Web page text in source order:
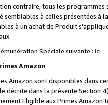
contraire, tous les
semblables à celles présentées à
à un achat de Produit
Spéciale suivante : ici
Amazon
Amazon sont disponibles dans
décrite dans la présente Section
Eligible aux Primes Amazon